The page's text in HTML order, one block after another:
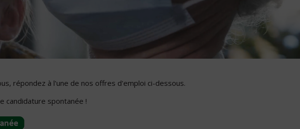
répondez à l'une de nos offres d'emploi ci-dessous.
candidature spontanée !